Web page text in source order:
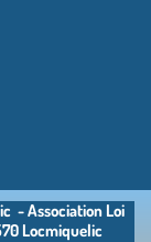
- Association Loi
Locmiquelic